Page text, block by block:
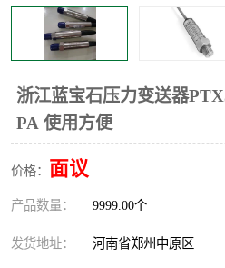
浙江蓝宝石压力变送器
PA 使用方便
价格： 面议
产品数量： 9999.00个
发货地址： 河南省郑州中原区